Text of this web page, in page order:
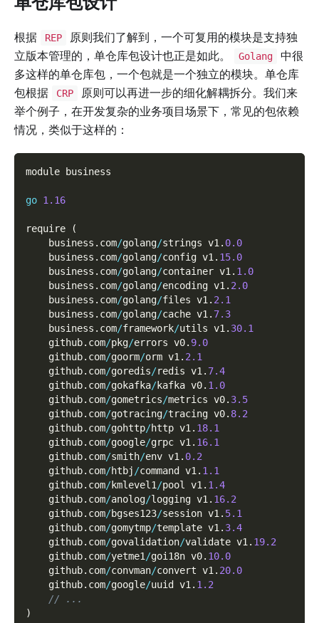
根据 REP
原则我们了解到，一个可复用的模块是支持独
立版本管理的，单仓库包设计也正是如此。
Golang
中很
多这样的单仓库包，一个包就是一个独立的模块。单仓库
包根据
CRP
原则可以再进一步的细化解耦拆分。我们来
举个例子，在开发复杂的业务项目场景下，常见的包依赖
情况，类似于这样的：
module business
go 1.16
require
(
    business
. com/golang/strings v1 . 0.0
    business
. com/golang/config v1 . 15.0
    business
. com/golang/container v1 . 1.0
    business
. com/golang/encoding v1 . 2.0
    business
. com/golang/files v1 . 2.1
    business
. com/golang/cache v1 . 7.3
    business
. com/framework/utils v1 . 30.1
    github
. com/pkg/errors v0. 9.0
    github
. com/goorm/orm v1 . 2.1
    github
. com/goredis/redis v1 . 7.4
    github
. com/gokafka/kafka v0. 1.0
    github
. com/gometrics/metrics v0. 3.5
    github
. com/gotracing/tracing v0. 8.2
    github
. com/gohttp/http v1 . 18.1
    github
. com/google/grpc v1 . 16.1
    github
. com/smith/env v1 . 0.2
    github
. com/htbj /command v1 . 1.1
    github
. com/kmlevel1 /pool v1 . 1.4
    github
. com/anolog/logging v1 . 16.2
    github
. com/bgses123/session v1 . 5.1
    github
. com/gomytmp/template v1 . 3.4
    github
. com/govalidation/validate v1 . 19.2
    github
. com/yetme1 /goi18n v0. 10.0
    github
. com/convman/convert v1 . 20.0
    github
. com/google/uuid v1 . 1.2
// ...
)